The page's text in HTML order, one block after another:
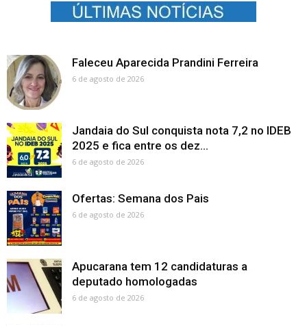
Faleceu Aparecida Prandini Ferreira
6 de agosto de 2026
Jandaia do Sul conquista nota 7,2 no IDEB
2025 e fica entre os dez...
6 de agosto de 2026
Ofertas: Semana dos Pais
6 de agosto de 2026
Apucarana tem 12 candidaturas a
deputado homologadas
6 de agosto de 2026